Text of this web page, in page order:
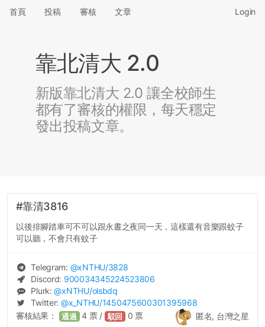
首頁 投稿 審核 文章 Login
靠北清大 2.0
新版靠北清大 2.0 讓全校師生
都有了審核的權限，每天穩定
發出投稿文章。
#靠清3816
以後排腳踏車可不可以跟永晝之夜同一天，這樣還有音樂跟蚊子
可以聽，不會只有蚊子
Telegram: @xNTHU/3828
Discord: 900034345224523806
Plurk:@xNTHU/olsbdq
Twitter: @x_NTHU/1450475600301395968
匿名, 台灣之星
審核結果： 通過 4 票 / 駁回 0 票